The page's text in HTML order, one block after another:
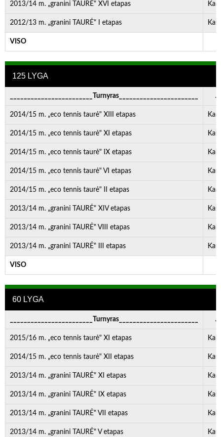
2013/14 m. „granini TAURĖ" XVI etapas
2012/13 m. „granini TAURĖ" I etapas
VISO
125 LYGA
________________________Turnyras_______________________ . .
2014/15 m. „eco tennis taurė" XIII etapas
2014/15 m. „eco tennis taurė" XI etapas
2014/15 m. „eco tennis taurė" IX etapas
2014/15 m. „eco tennis taurė" VI etapas
2014/15 m. „eco tennis taurė" II etapas
2013/14 m. „granini TAURĖ" XIV etapas
2013/14 m. „granini TAURĖ" VIII etapas
2013/14 m. „granini TAURĖ" III etapas
VISO
60 LYGA
________________________Turnyras_______________________ . .
2015/16 m. „eco tennis taurė" XI etapas
2014/15 m. „eco tennis taurė" XII etapas
2013/14 m. „granini TAURĖ" XI etapas
2013/14 m. „granini TAURĖ" IX etapas
2013/14 m. „granini TAURĖ" VII etapas
2013/14 m. „granini TAURĖ" V etapas